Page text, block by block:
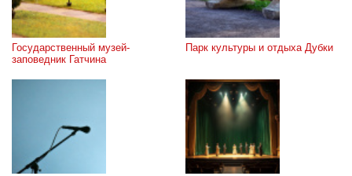
Государственный музей-
заповедник Гатчина
Парк культуры и отдыха Дубки